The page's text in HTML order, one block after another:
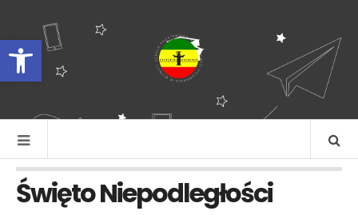
Otwórz pasek narzędzi
Święto Niepodległości